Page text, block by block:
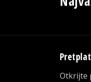
Otkrijte